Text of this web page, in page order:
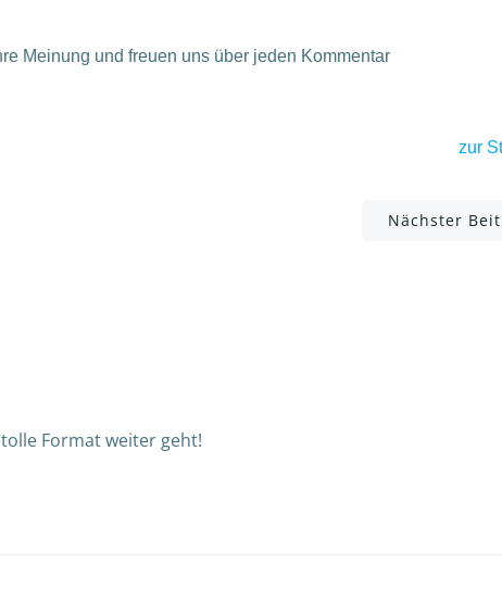
Meinung und freuen uns über jeden Kommentar
zur
Nächster
Format weiter geht!